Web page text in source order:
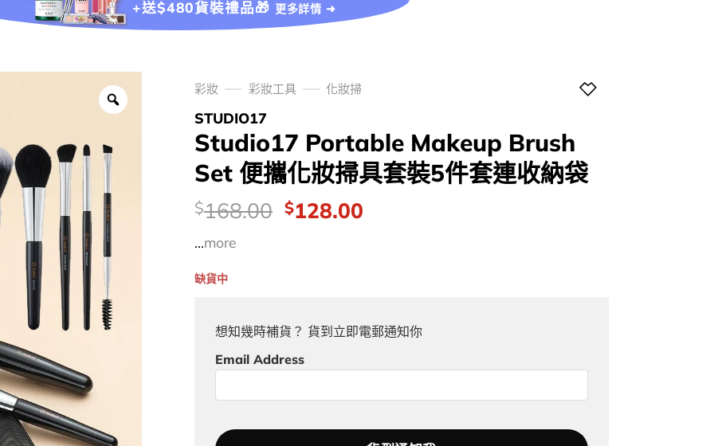
+送$480貨裝禮品🎁 更多詳情 ➜
彩妝 彩妝工具 化妝掃
STUDIO17
Studio17 Portable Makeup Brush
Set 便攜化妝掃具套裝5件套連收納袋
價
$168.00 Original
$128.00Current
...more
缺貨中
想知幾時補貨？ 貨到立即電郵通知你
Email Address